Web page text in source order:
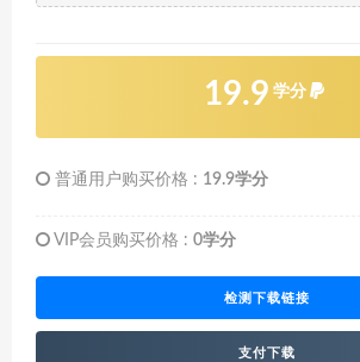
19.9 学分
普通用户购买价格 : 19.9学分
VIP会员购买价格 : 0学分
检测下载链接
支付下载